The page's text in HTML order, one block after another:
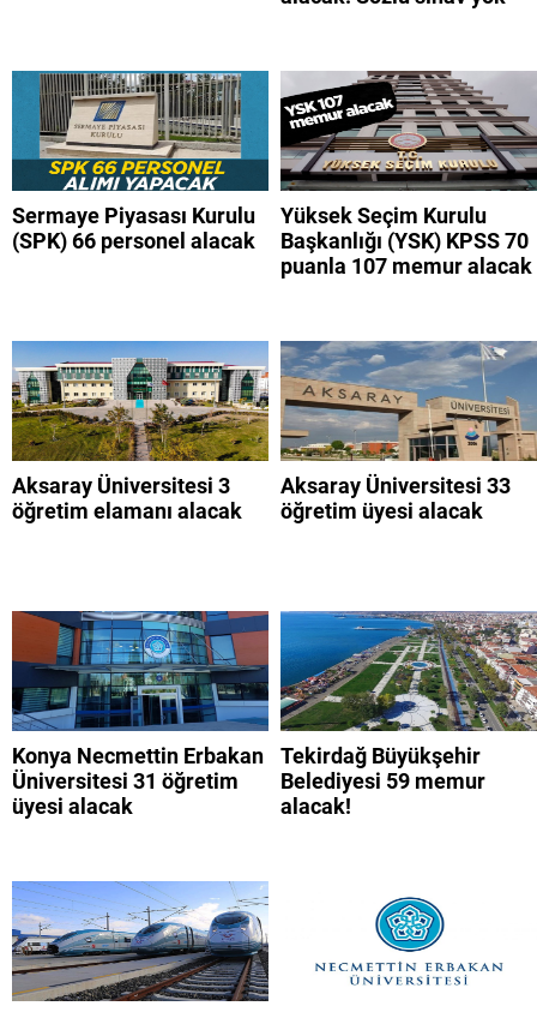
Sermaye Piyasası Kurulu
(SPK) 66 personel alacak
Yüksek Seçim Kurulu
Başkanlığı (YSK) KPSS 70
puanla 107 memur alacak
Aksaray Üniversitesi 3
öğretim elamanı alacak
Aksaray Üniversitesi 33
öğretim üyesi alacak
Konya Necmettin Erbakan
Üniversitesi 31 öğretim
üyesi alacak
Tekirdağ Büyükşehir
Belediyesi 59 memur
alacak!